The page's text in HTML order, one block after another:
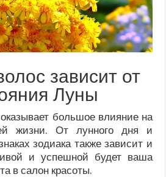
зависит от
Луны
большое влияние на
жизни. От лунного дня и
зодиака также зависит и
и успешной будет ваша
в салон красоты.